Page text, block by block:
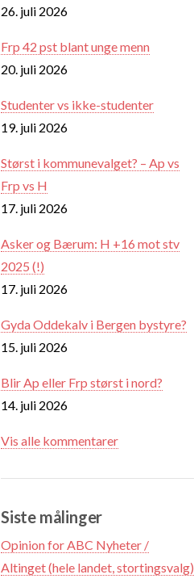
26. juli 2026
Frp 42 pst blant unge menn
20. juli 2026
Studenter vs ikke-studenter
19. juli 2026
Størst i kommunevalget? – Ap vs
Frp vs H
17. juli 2026
Asker og Bærum: H +16 mot stv
2025 (!)
17. juli 2026
Gyda Oddekalv i Bergen bystyre?
15. juli 2026
Blir Ap eller Frp størst i nord?
14. juli 2026
Vis alle kommentarer
Siste målinger
Opinion for ABC Nyheter /
Altinget (hele landet, stortingsvalg)